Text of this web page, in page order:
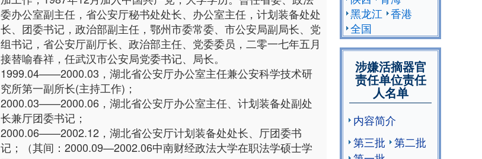
委办公室副主任，省公安厅秘书处处长、办公室主任，计划装备处处
长、团委书记，政治部副主任，鄂州市委常委、市公安局副局长、党
组书记，省公安厅副厅长、政治部主任、党委委员，二零一七年五月
接替喻春祥，任武汉市公安局党委书记、局长。
1999.04——2000.03，湖北省公安厅办公室主任兼公安科学技术研
究所第一副所长(主持工作)；
2000.03——2000.06，湖北省公安厅办公室主任、计划装备处副处
长兼厅团委书记；
2000.06——2002.12，湖北省公安厅计划装备处处长、厅团委书
记；（其间：2000.09—2002.06中南财经政法大学在职法学硕士学
黑龙江 香港
全国
涉嫌活摘器官
责任单位责任
人名单
内容简介
第三批
第二批